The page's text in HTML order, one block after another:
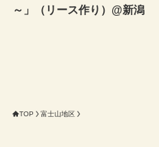
～」（リース作り）@新潟
TOP 富士山地区